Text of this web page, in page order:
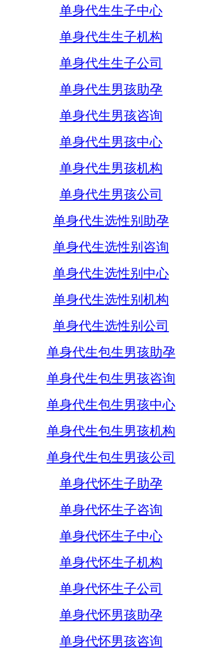
单身代生生子中心
单身代生生子机构
单身代生生子公司
单身代生男孩助孕
单身代生男孩咨询
单身代生男孩中心
单身代生男孩机构
单身代生男孩公司
单身代生选性别助孕
单身代生选性别咨询
单身代生选性别中心
单身代生选性别机构
单身代生选性别公司
单身代生包生男孩助孕
单身代生包生男孩咨询
单身代生包生男孩中心
单身代生包生男孩机构
单身代生包生男孩公司
单身代怀生子助孕
单身代怀生子咨询
单身代怀生子中心
单身代怀生子机构
单身代怀生子公司
单身代怀男孩助孕
单身代怀男孩咨询